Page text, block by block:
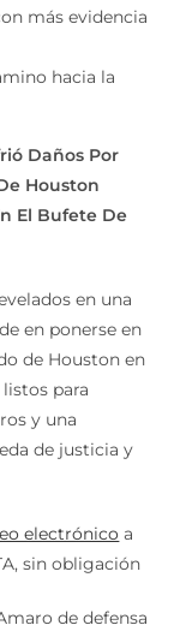
más evidencia
hacia la
Daños Por
Houston
El Bufete De
en una
en ponerse en
de Houston en
para
y una
de justicia y
electrónico a
sin obligación
de defensa